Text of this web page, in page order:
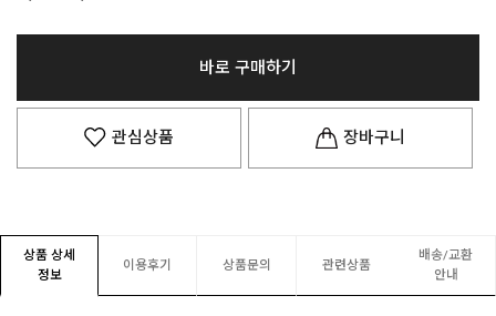
바로 구매하기
관심상품 장바구니
상품 상세
정보
이용후기 상품문의 관련상품
배송/교환
안내